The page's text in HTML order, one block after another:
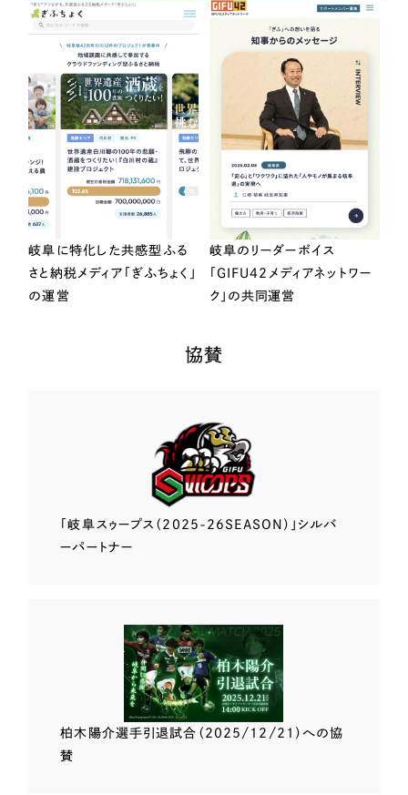
岐阜に特化した共感型ふる
さと納税メディア「ぎふちょく」
の運営
岐阜のリーダーボイス
「GIFU42メディアネットワー
ク」の共同運営
協賛
「岐阜スゥープス （2025-26SEASON）」 シルバ
ーパートナー
柏木陽介選手引退試合（2025/12/21）への協
賛